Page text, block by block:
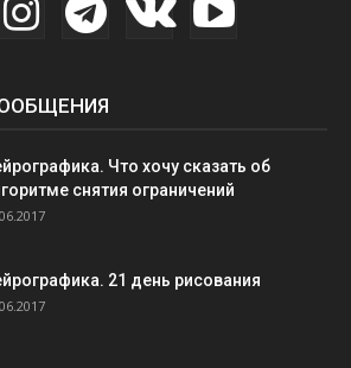
Что хочу сказать об
снятия ограничений
21 день рисования